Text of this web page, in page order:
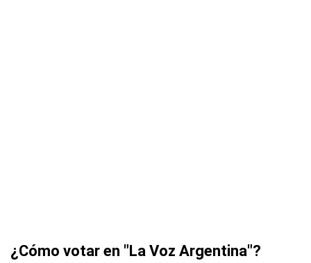
¿Cómo votar en "La Voz Argentina"?